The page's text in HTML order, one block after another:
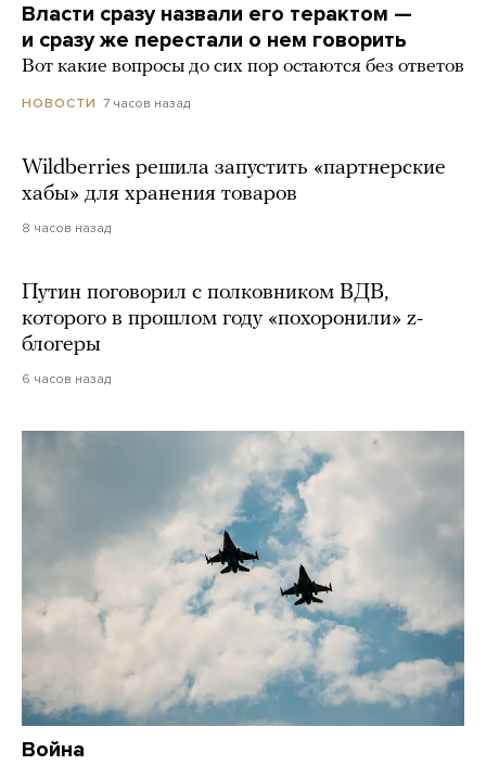
Власти сразу назвали его терактом —
и сразу же перестали о нем говорить
Вот какие вопросы до сих пор остаются без ответов
НОВОСТИ 7 часов назад
Wildberries решила запустить «партнерские
хабы» для хранения товаров
8 часов назад
Путин поговорил с полковником ВДВ,
которого в прошлом году «похоронили» z-
блогеры
6 часов назад
Война